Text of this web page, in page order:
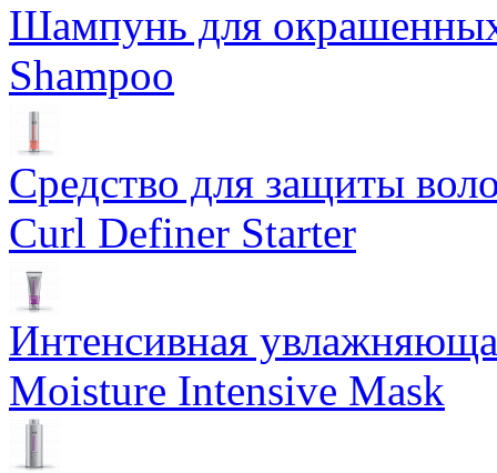
Шампунь для
Shampoo
Средство для защиты
Curl Definer Starter
Интенсивная
Moisture Intensive Mask